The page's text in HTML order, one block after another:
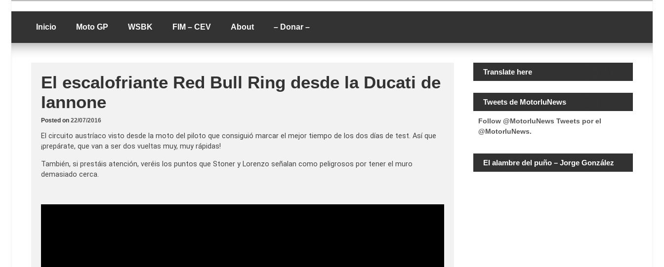
to
contentLucio Lopez GP
luciolopezgp
Inicio Moto GP WSBK FIM – CEV About – Donar –
El escalofriante Red Bull Ring desde la Ducati de
Iannone
Posted on 22/07/2016
El circuito austríaco visto desde la moto del piloto que consiguió marcar el mejor tiempo de los dos días de test. Así que
¡prepárate, que van a ser dos vueltas muy, muy rápidas!
También, si prestáis atención, veréis los puntos que Stoner y Lorenzo señalan como peligrosos por tener el muro
demasiado cerca.
Translate here
Tweets de MotorluNews
Follow @MotorluNews Tweets por el
@MotorluNews.
El alambre del puño – Jorge González